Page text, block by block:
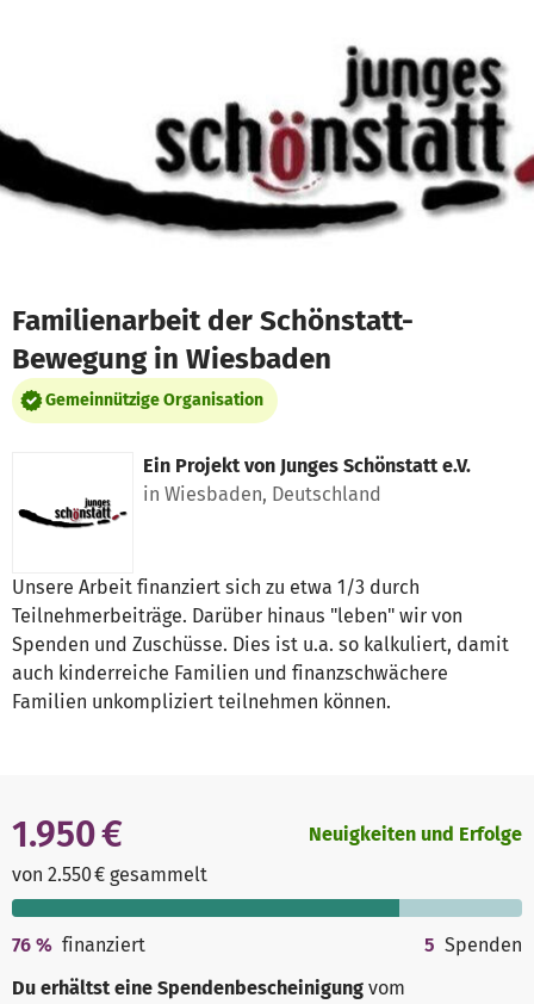
Familienarbeit der Schönstatt-
Bewegung in Wiesbaden
Gemeinnützige Organisation
Ein Projekt von Junges Schönstatt e.V.
in Wiesbaden, Deutschland
Unsere Arbeit finanziert sich zu etwa 1/3 durch
Teilnehmerbeiträge. Darüber hinaus "leben" wir von
Spenden und Zuschüsse. Dies ist u.a. so kalkuliert, damit
auch kinderreiche Familien und finanzschwächere
Familien unkompliziert teilnehmen können.
1.950 €
von 2.550 € gesammelt
Neuigkeiten und Erfolge
76 % finanziert 5 Spenden
Du erhältst eine Spendenbescheinigung vom